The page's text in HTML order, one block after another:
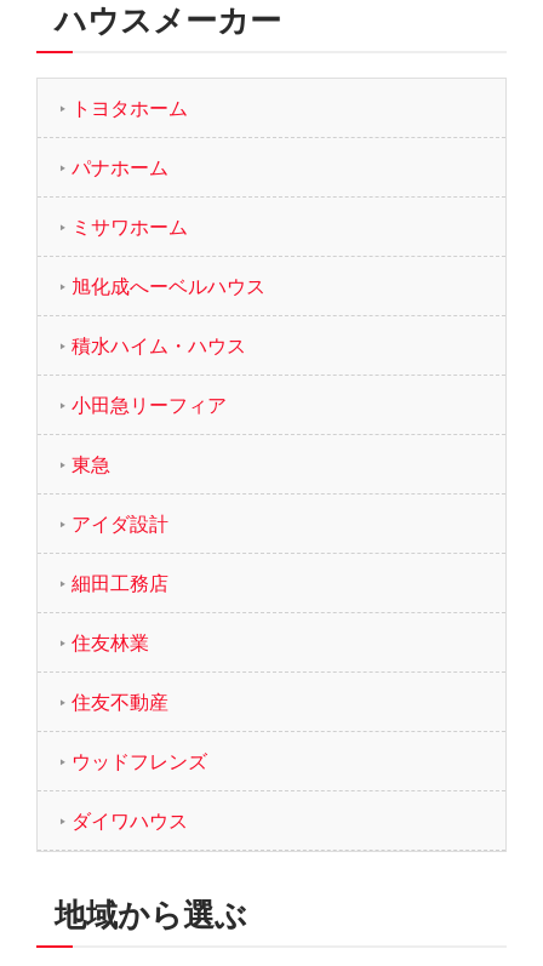
ハウスメーカー
トヨタホーム
パナホーム
ミサワホーム
旭化成へーベルハウス
積水ハイム・ハウス
小田急リーフィア
東急
アイダ設計
細田工務店
住友林業
住友不動産
ウッドフレンズ
ダイワハウス
地域から選ぶ